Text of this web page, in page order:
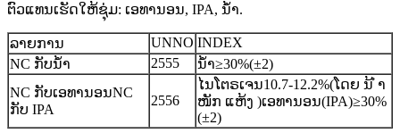
ຕົວແທນເຮັດໃຫ້ຊຸ່ມ: ເອທານອນ, IPA, ນ້ໍາ.
ລາຍການ UNNO INDEX
NC ກັບນ້ໍາ
2555 ນ້ໍາ≥30%(±2)
NC ກັບເອທານອນNC
ກັບ IPA
2556
ໄນໂຕຣເຈນ10.7-12.2%(ໂດຍ ນ້ ຳ
ໜັກ ແຫ້ງ )ເອທານອນ(IPA)≥30%
(±2)